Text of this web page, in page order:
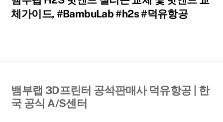
체가이드, #BambuLab #h2s #덕유항공
Back
뱀부랩 3D프린터 공식판매사 덕유항공 | 한
국 공식 A/S센터